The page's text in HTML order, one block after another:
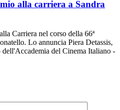
alla carriera a Sandra
Carriera nel corso della 66ª
Lo annuncia Piera Detassis,
del Cinema Italiano -